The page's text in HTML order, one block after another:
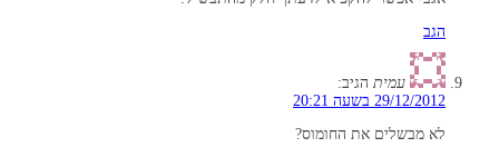
הגב
עמית הגיב:
29/12/2012 בשעה 20:21
לא מבשלים את החומוס?